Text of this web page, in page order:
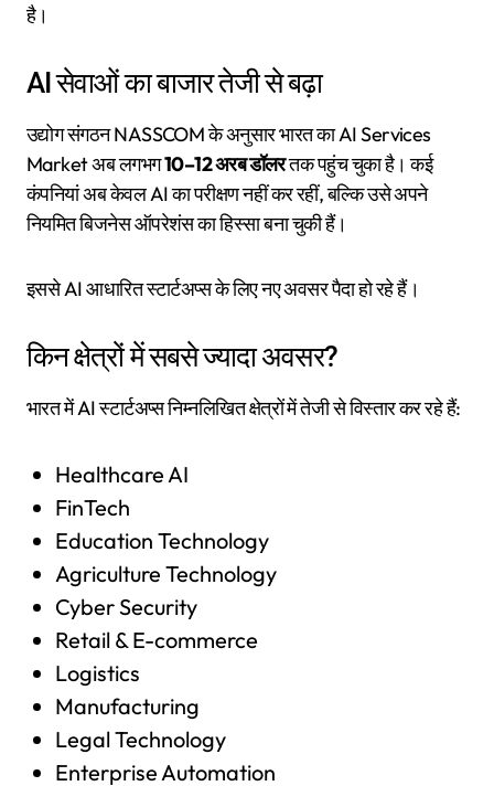
है।
AI सेवाओं का बाजार तेजी से बढ़ा
उद्योग संगठन NASSCOM के अनुसार भारत का AI Services
Market अब लगभग10–12 अरब डॉलरतक पहुंच चुका है। कई
कंपनियां अब केवल AI का परीक्षण नहीं कर रहीं, बल्कि उसे अपने
नियमित बिजनेस ऑपरेशंस का हिस्सा बना चुकी हैं।
इससे AI आधारित स्टार्टअप्स के लिए नए अवसर पैदा हो रहे हैं।
किन क्षेत्रों में सबसे ज्यादा अवसर?
भारत में AI स्टार्टअप्स निम्नलिखित क्षेत्रों में तेजी से विस्तार कर रहे हैं:
Healthcare AI
FinTech
Education Technology
Agriculture Technology
Cyber Security
Retail & E-commerce
Logistics
Manufacturing
Legal Technology
Enterprise Automation